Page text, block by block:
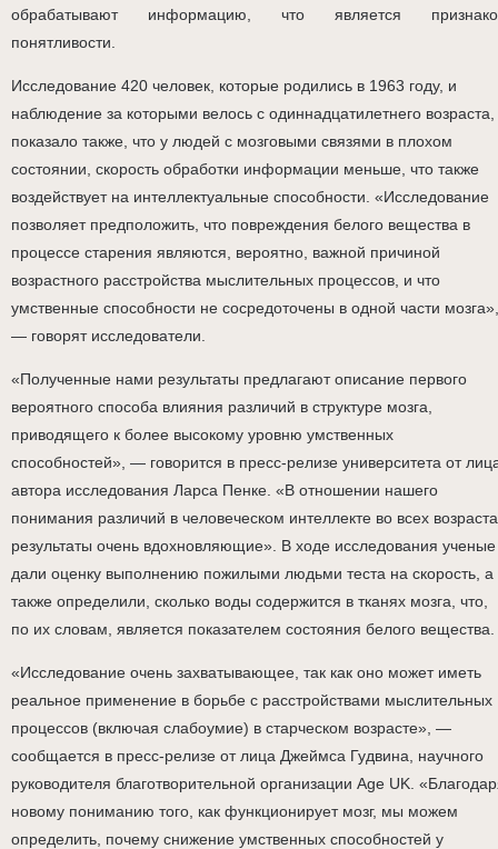
обрабатывают информацию, что является
понятливости.
Исследование 420 человек, которые родились в 1963 году, и
наблюдение за которыми велось с одиннадцатилетнего возраста,
показало также, что у людей с мозговыми связями в плохом
состоянии, скорость обработки информации меньше, что также
воздействует на интеллектуальные способности. «Исследование
позволяет предположить, что повреждения белого вещества в
процессе старения являются, вероятно, важной причиной
возрастного расстройства мыслительных процессов, и что
умственные способности не сосредоточены в одной части мозга»,
— говорят исследователи.
«Полученные нами результаты предлагают описание первого
вероятного способа влияния различий в структуре мозга,
приводящего к более высокому уровню умственных
способностей», — говорится в пресс-релизе университета от
автора исследования Ларса Пенке. «В отношении нашего
понимания различий в человеческом интеллекте во всех
результаты очень вдохновляющие». В ходе исследования ученые
дали оценку выполнению пожилыми людьми теста на скорость, а
также определили, сколько воды содержится в тканях мозга, что,
по их словам, является показателем состояния белого вещества.
«Исследование очень захватывающее, так как оно может иметь
реальное применение в борьбе с расстройствами мыслительных
процессов (включая слабоумие) в старческом возрасте», —
сообщается в пресс-релизе от лица Джеймса Гудвина, научного
руководителя благотворительной организации Age UK.
новому пониманию того, как функционирует мозг, мы можем
определить, почему снижение умственных способностей у